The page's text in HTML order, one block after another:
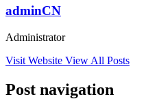
adminCN
Administrator
Visit Website View All Posts
Post navigation